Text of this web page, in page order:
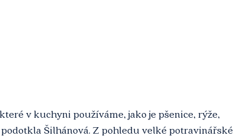
v kuchyni používáme, jako je pšenice, rýže,
Šilhánová. Z pohledu velké potravinářské